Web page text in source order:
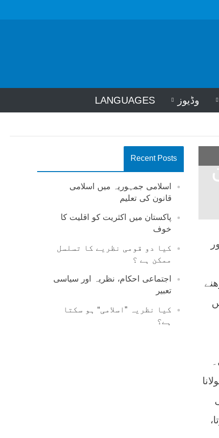
وڈیوز LANGUAGES
Recent Posts
اسلامی جمہوریہ میں اسلامی
قانون کی تعلیم
پاکستان میں اکثریت کو اقلیت کا
خوف
کیا دو قومی نظریے کا تسلسل
ممکن ہے ؟
اجتماعی احکام، نظریہ اور سیاسی
تعبیر
کیا نظریہ ”اسلامی“ ہو سکتا
ہے؟